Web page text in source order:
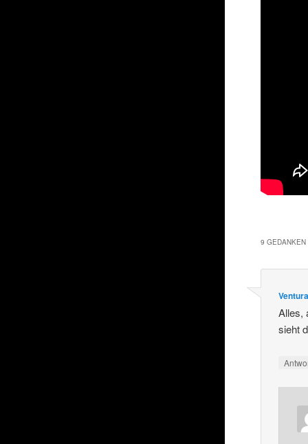
9 GEDANKEN
Alles,
sieht